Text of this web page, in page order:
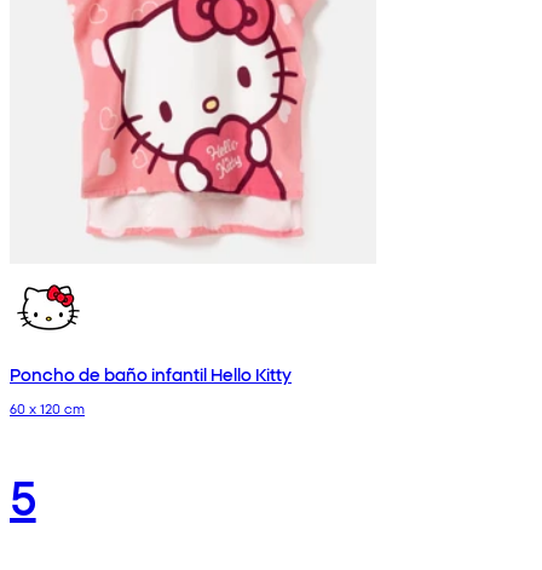
Poncho de baño infantil Hello Kitty
60 x 120 cm
5